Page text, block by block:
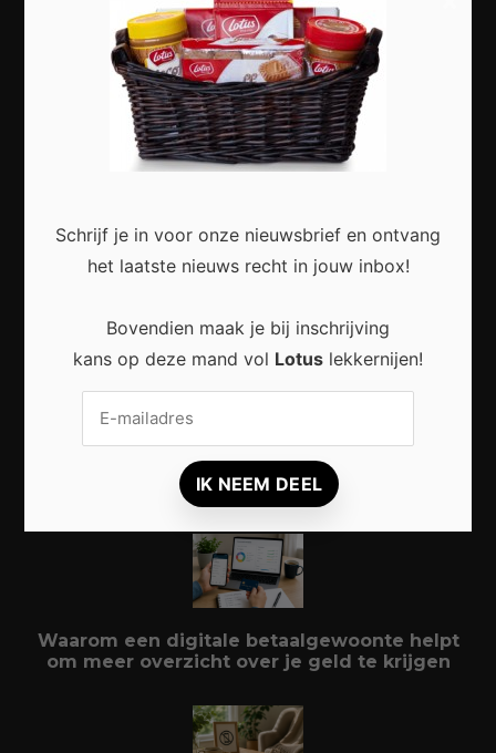
Slimme Digitalisering voor Kleine Bedrijven:
Meer Efficiëntie en Groei met Moderne
Technologie
Kleine stappen met een groot effect
Duurzaam reizen: zo beleef je meer met
minder impact
Waarom een digitale betaalgewoonte helpt
om meer overzicht over je geld te krijgen
Schrijf je in voor onze nieuwsbrief en ontvang
het laatste nieuws recht in jouw inbox!
Bovendien maak je bij inschrijving
kans op deze mand vol Lotus lekkernijen!